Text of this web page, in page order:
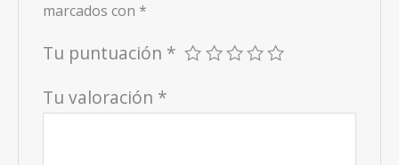
marcados con *
Tu puntuación *
Tu valoración *